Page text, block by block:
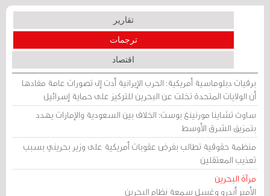
تقارير
ترجمات
اقتصاد
برقيات دبلوماسية أمريكية: الحرب الإيرانية أدت إلى تصورات عامة مفادها
أن الولايات المتحدة تخلت عن البحرين للتركيز على حماية إسرائيل
ساوث تشاينا مورنينغ بوست: الخلاف بين السعودية والإمارات يهدد
بتمزيق الشرق الأوسط
منظمة حقوقية تطالب بفرض عقوبات أمريكية على وزير بحريني بسبب
تعذيب المعتقلين
مرآة البحرين
الأمير أندرو وغسل سمعة نظام البحرين